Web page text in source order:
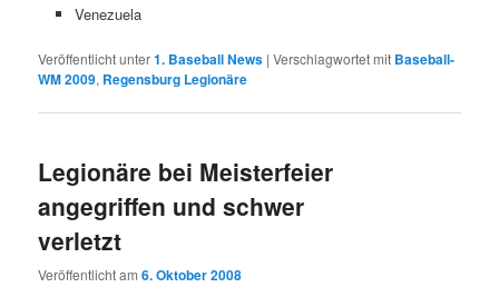
Venezuela
Veröffentlicht unter1. Baseball News |Verschlagwortet mit Baseball-
WM 2009, Regensburg Legionäre
Legionäre bei Meisterfeier
angegriffen und schwer
verletzt
Veröffentlicht am6. Oktober 2008